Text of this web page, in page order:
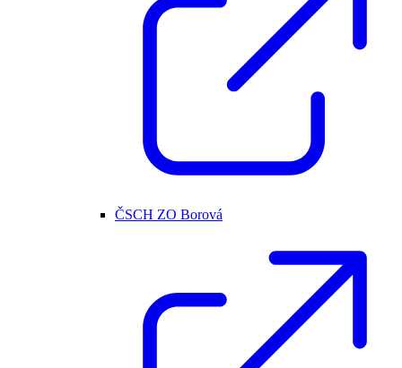
ČSCH ZO Borová